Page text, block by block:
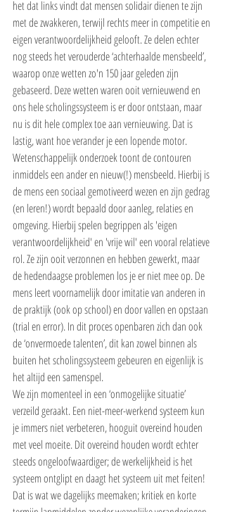
het dat links vindt dat mensen solidair dienen te zijn
met de zwakkeren, terwijl rechts meer in competitie en
eigen verantwoordelijkheid gelooft. Ze delen echter
nog steeds het verouderde ‘achterhaalde mensbeeld’,
waarop onze wetten zo'n 150 jaar geleden zijn
gebaseerd. Deze wetten waren ooit vernieuwend en
ons hele scholingssysteem is er door ontstaan, maar
nu is dit hele complex toe aan vernieuwing. Dat is
lastig, want hoe verander je een lopende motor.
Wetenschappelijk onderzoek toont de contouren
inmiddels een ander en nieuw(!) mensbeeld. Hierbij is
de mens een sociaal gemotiveerd wezen en zijn gedrag
(en leren!) wordt bepaald door aanleg, relaties en
omgeving. Hierbij spelen begrippen als 'eigen
verantwoordelijkheid' en 'vrije wil' een vooral relatieve
rol. Ze zijn ooit verzonnen en hebben gewerkt, maar
de hedendaagse problemen los je er niet mee op. De
mens leert voornamelijk door imitatie van anderen in
de praktijk (ook op school) en door vallen en opstaan
(trial en error). In dit proces openbaren zich dan ook
de ‘onvermoede talenten’, dit kan zowel binnen als
buiten het scholingssysteem gebeuren en eigenlijk is
het altijd een samenspel.
We zijn momenteel in een ‘onmogelijke situatie’
verzeild geraakt. Een niet-meer-werkend systeem kun
je immers niet verbeteren, hooguit overeind houden
met veel moeite. Dit overeind houden wordt echter
steeds ongeloofwaardiger; de werkelijkheid is het
systeem ontglipt en daagt het systeem uit met feiten!
Dat is wat we dagelijks meemaken; kritiek en korte